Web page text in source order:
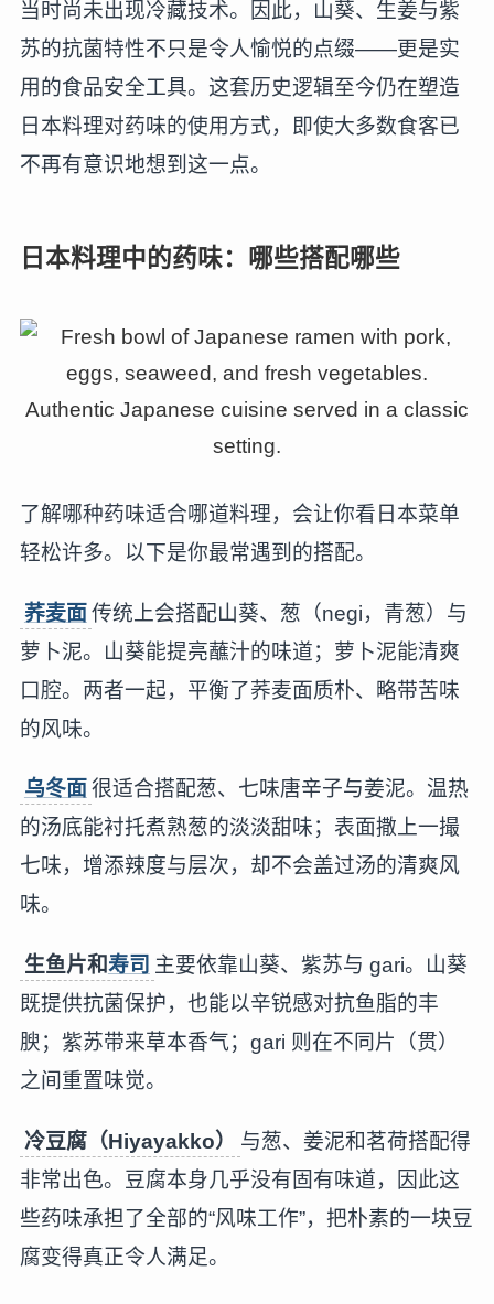
当时尚未出现冷藏技术。因此，山葵、生姜与紫
苏的抗菌特性不只是令人愉悦的点缀——更是实
用的食品安全工具。这套历史逻辑至今仍在塑造
日本料理对药味的使用方式，即使大多数食客已
不再有意识地想到这一点。
日本料理中的药味：哪些搭配哪些
了解哪种药味适合哪道料理，会让你看日本菜单
轻松许多。以下是你最常遇到的搭配。
荞麦面传统上会搭配山葵、葱（negi，青葱）与
萝卜泥。山葵能提亮蘸汁的味道；萝卜泥能清爽
口腔。两者一起，平衡了荞麦面质朴、略带苦味
的风味。
乌冬面 很适合搭配葱、七味唐辛子与姜泥。温热
的汤底能衬托煮熟葱的淡淡甜味；表面撒上一撮
七味，增添辣度与层次，却不会盖过汤的清爽风
味。
生鱼片和寿司 主要依靠山葵、紫苏与 gari。山葵
既提供抗菌保护，也能以辛锐感对抗鱼脂的丰
腴；紫苏带来草本香气；gari 则在不同片（贯）
之间重置味觉。
冷豆腐（Hiyayakko）
与葱、姜泥和茗荷搭配得
非常出色。豆腐本身几乎没有固有味道，因此这
些药味承担了全部的“风味工作”，把朴素的一块豆
腐变得真正令人满足。